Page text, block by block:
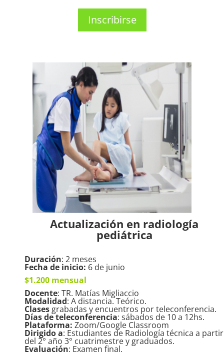
Inscribirse
Actualización en radiología
pediátrica
Duración: 2 meses
Fecha de inicio: 6 de junio
$1.200 mensual
Docente: TR. Matías Migliaccio
Modalidad: A distancia. Teórico.
Clases grabadas y encuentros por teleconferencia.
Días de teleconferencia: sábados de 10 a 12hs.
Plataforma: Zoom/Google Classroom
Dirigido a: Estudiantes de Radiología técnica a partir
del 2° año 3° cuatrimestre y graduados.
Evaluación: Examen final.